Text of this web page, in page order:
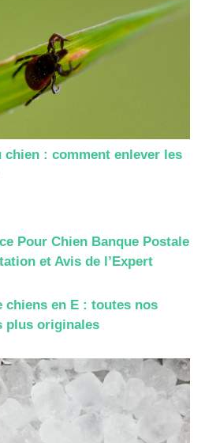
chien : comment enlever les
Pour Chien Banque Postale
et Avis de l’Expert
chiens en E : toutes nos
plus originales